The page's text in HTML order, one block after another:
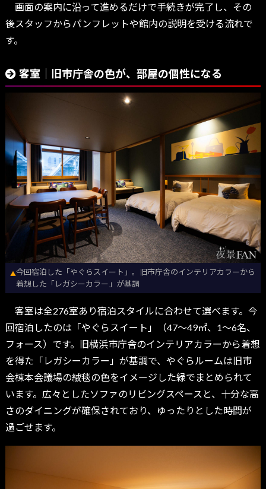
画面の案内に沿って進めるだけで手続きが完了し、その
後スタッフからパンフレットや館内の説明を受ける流れで
す。
客室｜旧市庁舎の色が、部屋の個性になる
▲今回宿泊した「やぐらスイート」。旧市庁舎のインテリアカラーから
着想した「レガシーカラー」が基調
客室は全276室あり宿泊スタイルに合わせて選べます。今
回宿泊したのは「やぐらスイート」（47〜49㎡、1〜6名、
フォース）です。旧横浜市庁舎のインテリアカラーから着想
を得た「レガシーカラー」が基調で、やぐらルームは旧市
会棟本会議場の絨毯の色をイメージした緑でまとめられて
います。広々としたソファのリビングスペースと、十分な高
さのダイニングが確保されており、ゆったりとした時間が
過ごせます。